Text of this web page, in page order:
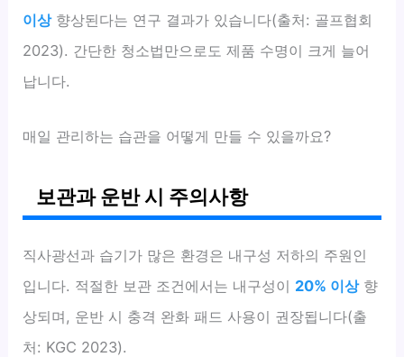
이상향상된다는 연구 결과가 있습니다(출처: 골프협회
2023). 간단한 청소법만으로도 제품 수명이 크게 늘어
납니다.
매일 관리하는 습관을 어떻게 만들 수 있을까요?
보관과 운반 시 주의사항
직사광선과 습기가 많은 환경은 내구성 저하의 주원인
입니다. 적절한 보관 조건에서는 내구성이 20% 이상향
상되며, 운반 시 충격 완화 패드 사용이 권장됩니다(출
처: KGC 2023).